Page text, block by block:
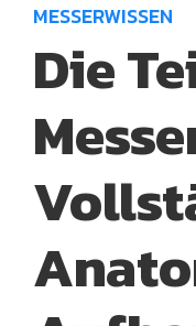
MESSERWISSEN
Die